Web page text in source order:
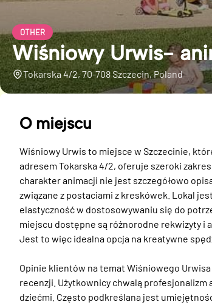
OTHER
Wiśniowy Urwis-
Tokarska 4/2, 70-708 Szczecin, Poland
O miejscu
Wiśniowy Urwis to miejsce w Szczecinie,
adresem Tokarska 4/2, oferuje szeroki zakres
charakter animacji nie jest szczegółowo
związane z postaciami z kreskówek. Lokal
elastyczność w dostosowywaniu się do
miejscu dostępne są różnorodne rekwizyty i
Jest to więc idealna opcja na kreatywne
Opinie klientów na temat Wiśniowego
recenzji. Użytkownicy chwalą profesjonalizm
dziećmi. Często podkreślana jest